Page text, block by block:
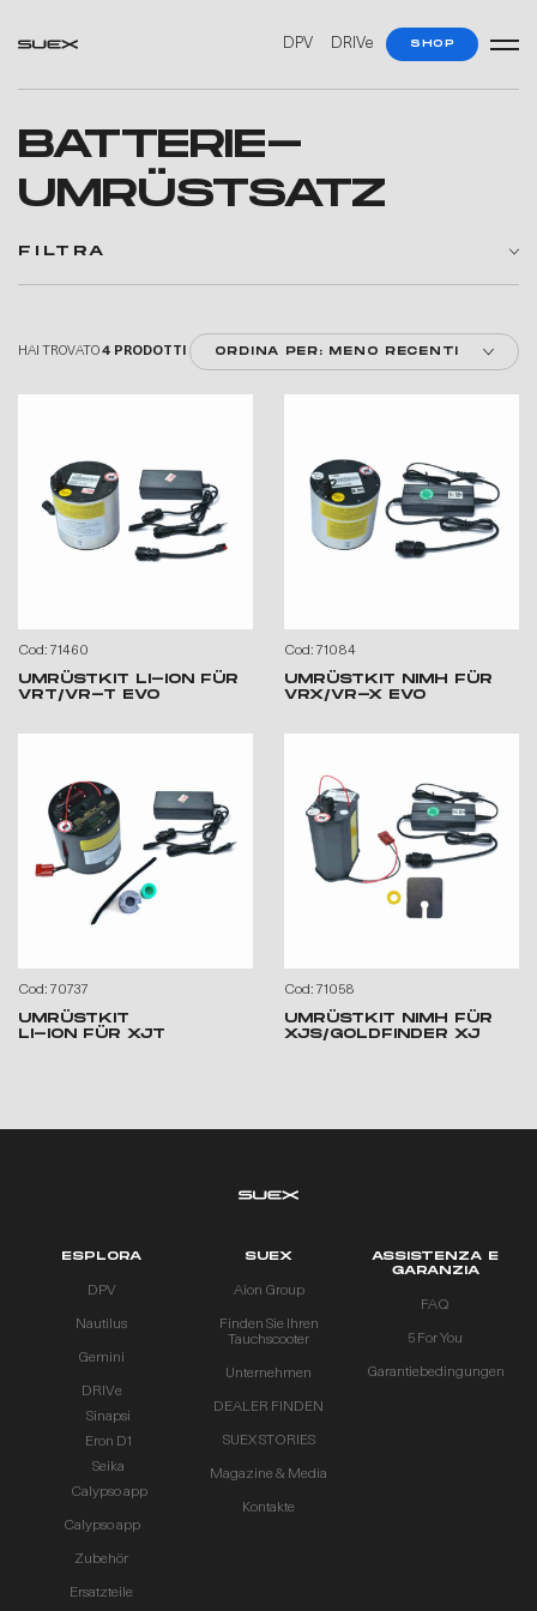
DPV DRIVe SHOP
BATTERIE-
UMRÜSTSATZ
FILTRA
HAI TROVATO4 PRODOTTI ORDINA PER: MENO RECENTI
Cod: 71460
UMRÜSTKIT LI-ION FÜR
VRT/VR-T EVO
Cod: 71084
UMRÜSTKIT NIMH FÜR
VRX/VR-X EVO
Cod: 70737
UMRÜSTKIT
LI-ION FÜR XJT
Cod: 71058
UMRÜSTKIT NIMH FÜR
XJS/GOLDFINDER XJ
ESPLORA
DPV
Nautilus
Gemini
DRIVe
Sinapsi
Eron D1
Seika
Calypso app
Calypso app
Zubehör
Ersatzteile
SUEX
Aion Group
Finden Sie Ihren
Tauchscooter
Unternehmen
DEALER FINDEN
SUEX STORIES
Magazine & Media
Kontakte
ASSISTENZA E
GARANZIA
FAQ
5 For You
Garantiebedingungen